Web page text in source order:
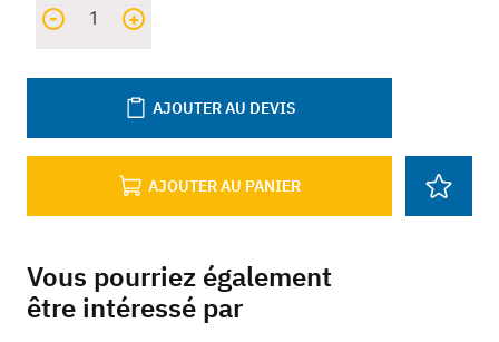
+
-
AJOUTER AU PANIER
AJOUTER AU DEVIS
Vous pourriez également
être intéressé par